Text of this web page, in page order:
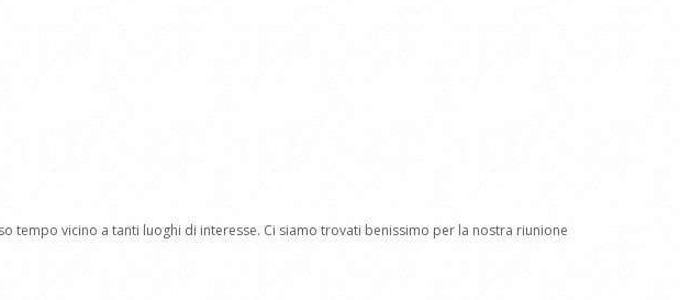
tempo vicino a tanti luoghi di interesse. Ci siamo trovati benissimo per la nostra riunione